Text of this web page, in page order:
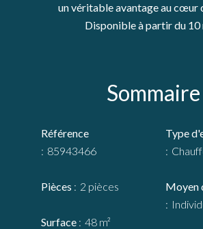
un véritable avantage au cœur
Disponible à partir du 10
Sommaire
Référence
85943466
Pièces 2 pièces
Surface 48 m²
Type
Moyen